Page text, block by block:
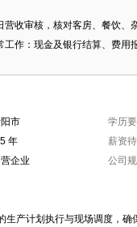
营收审核，核对客房、餐饮
工作：现金及银行结算、费
市
学历
年
薪资
营企业
公司
生产计划执行与现场调度，